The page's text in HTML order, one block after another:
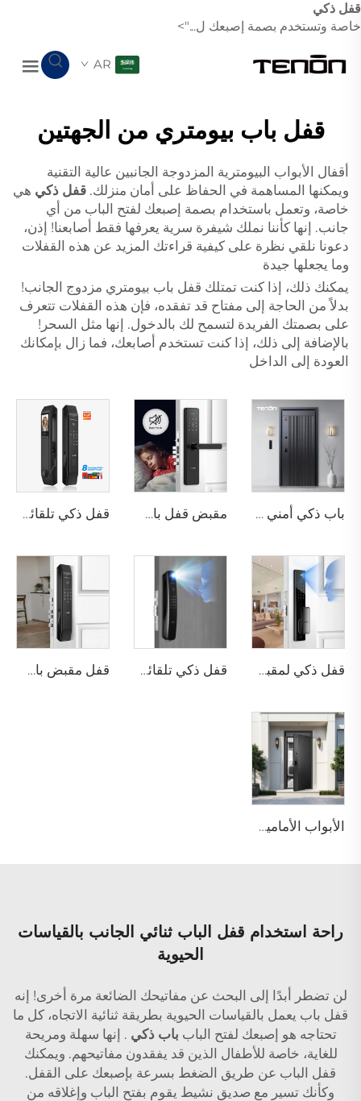
قفل ذكي
خاصة وتستخدم بصمة إصبعك ل...">
AR
قفل باب بيومتري من الجهتين
أقفال الأبواب البيومترية المزدوجة الجانبين عالية التقنية
ويمكنها المساهمة في الحفاظ على أمان منزلك. قفل ذكي هي
خاصة، وتعمل باستخدام بصمة إصبعك لفتح الباب من أي
جانب. إنها كأننا نملك شيفرة سرية يعرفها فقط أصابعنا! إذن،
دعونا نلقي نظرة على كيفية قراءتك المزيد عن هذه القفلات
وما يجعلها جيدة
يمكنك ذلك، إذا كنت تمتلك قفل باب بيومتري مزدوج الجانب!
بدلاً من الحاجة إلى مفتاح قد تفقده، فإن هذه القفلات تتعرف
على بصمتك الفريدة لتسمح لك بالدخول. إنها مثل السحر!
بالإضافة إلى ذلك، إذا كنت تستخدم أصابعك، فما زال بإمكانك
العودة إلى الداخل
باب ذكي أمني فاخر من الألومنيوم للاستخدام السكني الرئيسي M8 مقبض قفل باب بصمة الإصبع المنزلي Tuya T15 قفل ذكي تلقائي للباب باستخدام بصمة الوجه D7 Pro
قفل ذكي لمقبض الباب بدون مفتاح باستخدام كلمة المرور الرقمية وتقنية RFID وNFC وبصمة الإصبع مع كاميرا Tuya WiFi Tenon A5 Pro قفل ذكي تلقائي للهوية مع كاميرا وجه وبصمة عبر واي فاي Tuya Tenon A9 Pro قفل مقبض باب للأمن لشقة بدون مفتاح تلقائي بيومتري باستخدام بصمة الإصبع وكلمة المرور Tuya App Tenon D7
الأبواب الأمامية الفولاذية الخارجية للمنازل السكنية الفيلات M6
راحة استخدام قفل الباب ثنائي الجانب بالقياسات
الحيوية
لن تضطر أبدًا إلى البحث عن مفاتيحك الضائعة مرة أخرى! إنه
قفل باب يعمل بالقياسات الحيوية بطريقة ثنائية الاتجاه، كل ما
تحتاجه هو إصبعك لفتح الباب باب ذكي . إنها سهلة ومريحة
للغاية، خاصة للأطفال الذين قد يفقدون مفاتيحهم. ويمكنك
قفل الباب عن طريق الضغط بسرعة بإصبعك على القفل.
وكأنك تسير مع صديق نشيط يقوم بفتح الباب وإغلاقه من